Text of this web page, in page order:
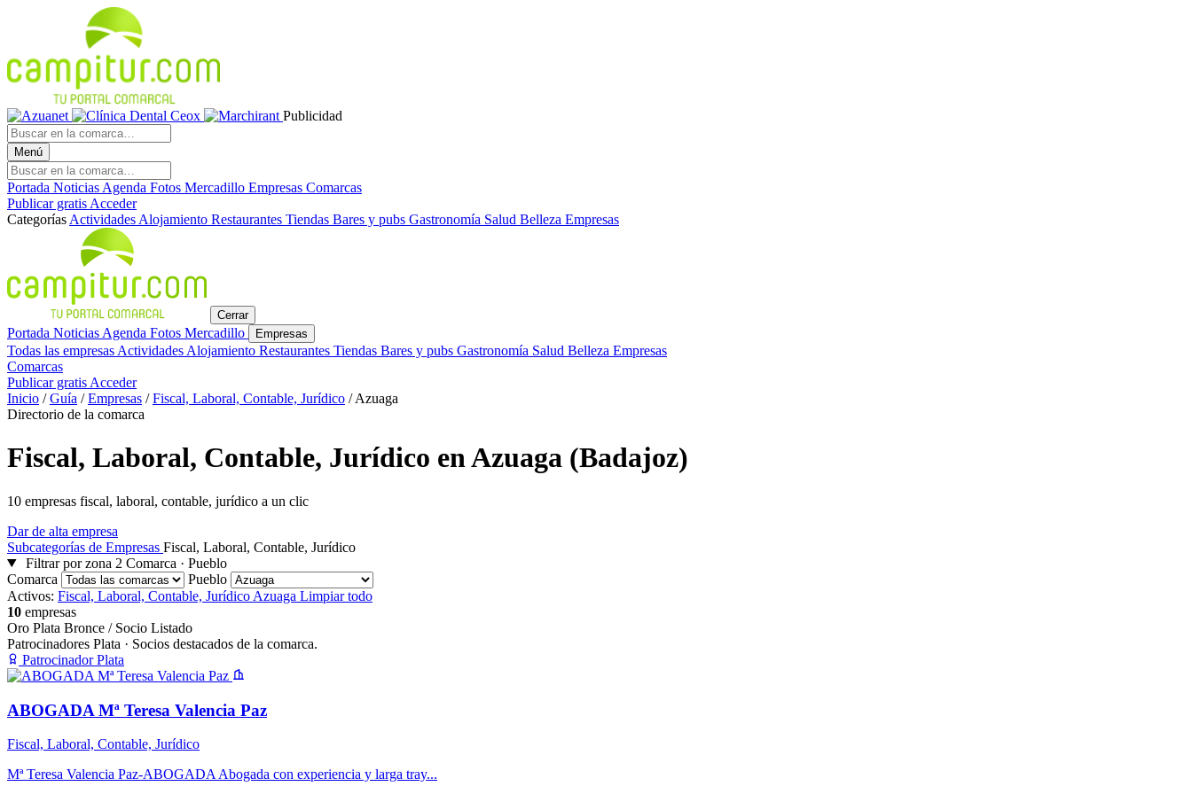
Publicidad
Menú
Portada Noticias Agenda Fotos Mercadillo Empresas Comarcas
Publicar gratis Acceder
Categorías Actividades Alojamiento Restaurantes Tiendas Bares y pubs Gastronomía Salud Belleza Empresas
Cerrar
Portada Noticias Agenda Fotos Mercadillo Empresas
Todas las empresas Actividades Alojamiento Restaurantes Tiendas Bares y pubs Gastronomía Salud Belleza Empresas
Comarcas
Publicar gratis Acceder
Inicio / Guía / Empresas / Fiscal, Laboral, Contable, Jurídico / Azuaga
Directorio de la comarca
Fiscal, Laboral, Contable, Jurídico en Azuaga (Badajoz)
10 empresas fiscal, laboral, contable, jurídico a un clic
Dar de alta empresa
Subcategorías de Empresas Fiscal, Laboral, Contable, Jurídico
Filtrar por zona 2 Comarca · Pueblo
Comarca
Pueblo
Activos: Fiscal, Laboral, Contable, Jurídico Azuaga Limpiar todo
10 empresas
Oro Plata Bronce / Socio Listado
Patrocinadores Plata · Socios destacados de la comarca.
Patrocinador Plata
ABOGADA Mª Teresa Valencia Paz
Fiscal, Laboral, Contable, Jurídico
Mª Teresa Valencia Paz-ABOGADA Abogada con experiencia y larga tray...